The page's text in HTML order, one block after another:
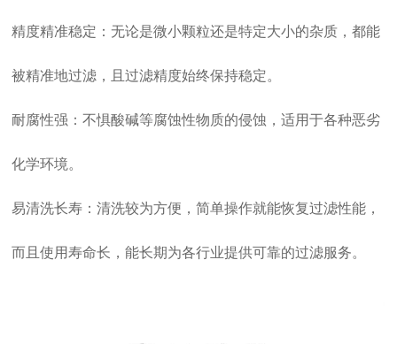
精度精准稳定：无论是微小颗粒还是特定大小的杂质，都能
被精准地过滤，且过滤精度始终保持稳定。
耐腐性强：不惧酸碱等腐蚀性物质的侵蚀，适用于各种恶劣
化学环境。
易清洗长寿：清洗较为方便，简单操作就能恢复过滤性能，
而且使用寿命长，能长期为各行业提供可靠的过滤服务。